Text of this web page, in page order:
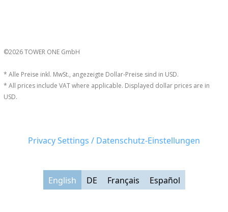
©2026 TOWER ONE GmbH
* Alle Preise inkl. MwSt., angezeigte Dollar-Preise sind in USD.
* All prices include VAT where applicable. Displayed dollar prices are in
USD.
Privacy Settings / Datenschutz-Einstellungen
English DE Français Español